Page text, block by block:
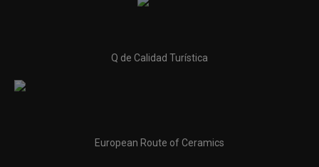
Q de Calidad Turística
European Route of Ceramics